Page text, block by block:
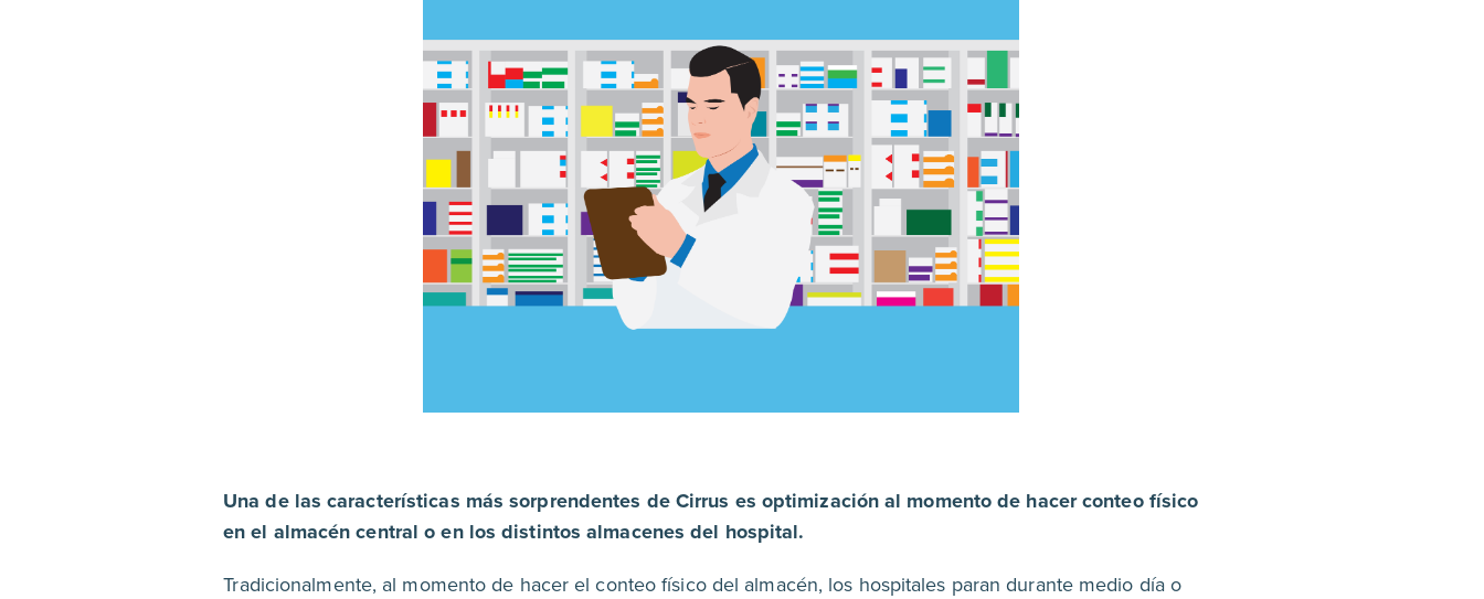
Una de las características más sorprendentes de Cirrus es optimización al momento de hacer conteo físico
en el almacén central o en los distintos almacenes del hospital.
Tradicionalmente, al momento de hacer el conteo físico del almacén, los hospitales paran durante medio día o